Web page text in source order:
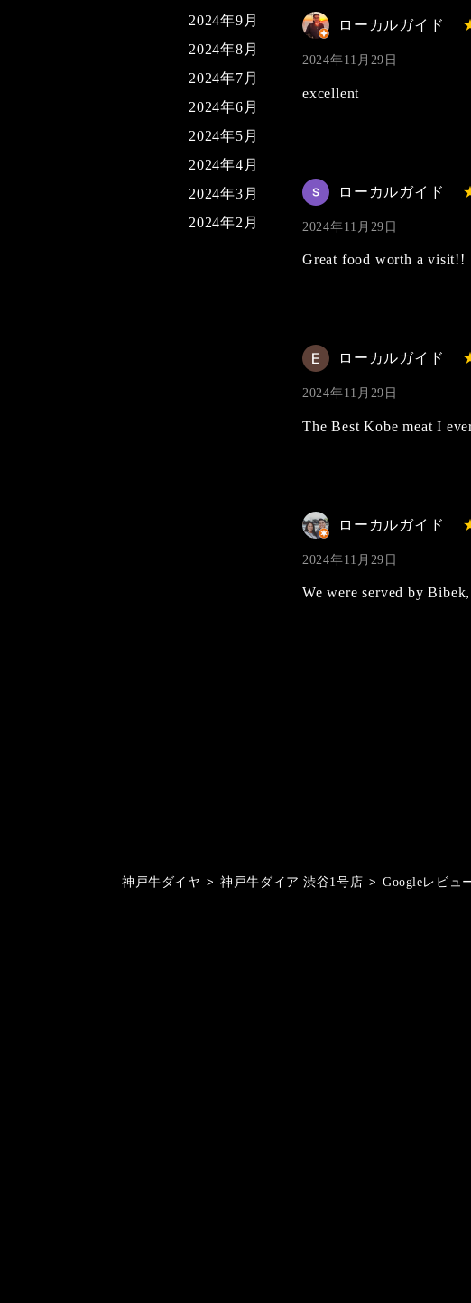
ローカルガイド
2024年11月29日
excellent
ローカルガイド
2024年11月29日
Great food worth a visit!!
ローカルガイド
2024年11月29日
The Best Kobe meat I
ローカルガイド
2024年11月29日
We were served by
2024年9月
2024年8月
2024年7月
2024年6月
2024年5月
2024年4月
2024年3月
2024年2月
神戸牛ダイヤ > 神戸牛ダイア 渋谷1号店 > Googleレビュ